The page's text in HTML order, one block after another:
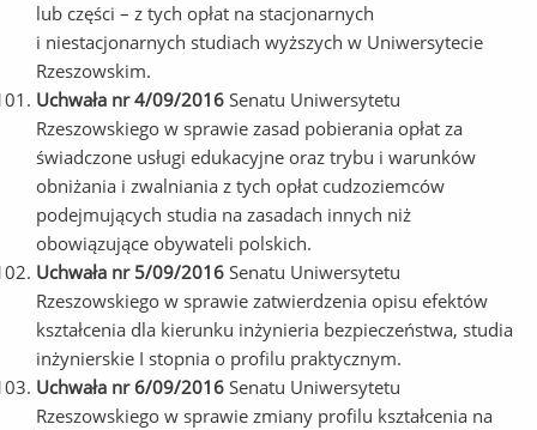
lub części – z tych opłat na stacjonarnych
i niestacjonarnych studiach wyższych w Uniwersytecie
Rzeszowskim.
Uchwała nr 4/09/2016 Senatu Uniwersytetu
Rzeszowskiego w sprawie zasad pobierania opłat za
świadczone usługi edukacyjne oraz trybu i warunków
obniżania i zwalniania z tych opłat cudzoziemców
podejmujących studia na zasadach innych niż
obowiązujące obywateli polskich.
Uchwała nr 5/09/2016 Senatu Uniwersytetu
Rzeszowskiego w sprawie zatwierdzenia opisu efektów
kształcenia dla kierunku inżynieria bezpieczeństwa, studia
inżynierskie I stopnia o profilu praktycznym.
Uchwała nr 6/09/2016 Senatu Uniwersytetu
Rzeszowskiego w sprawie zmiany profilu kształcenia na